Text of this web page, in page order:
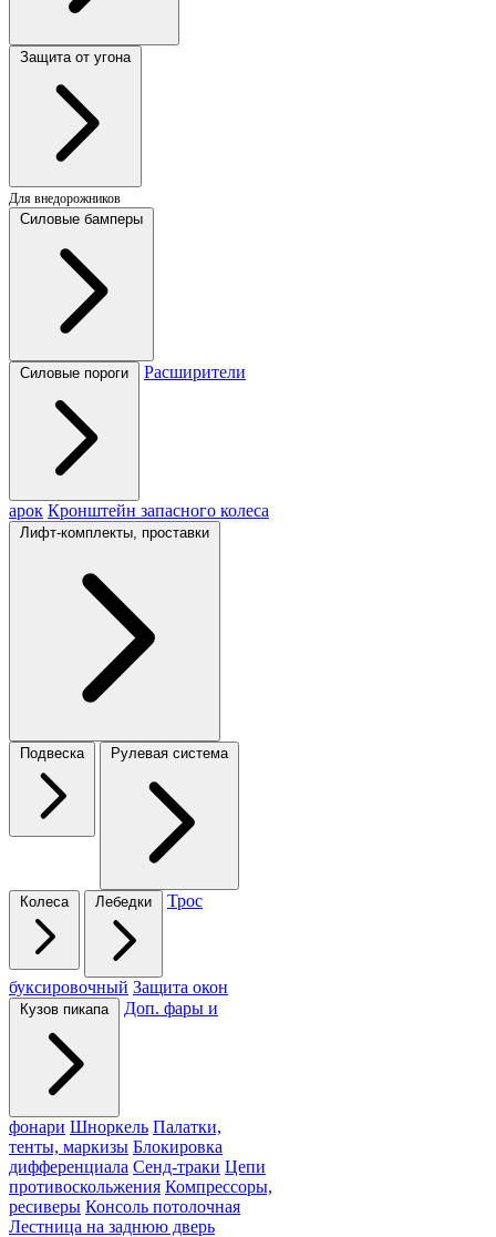
Защита от угона
Для внедорожников
Силовые бамперы
Силовые пороги Расширители
арок Кронштейн запасного колеса
Лифт-комплекты, проставки
Подвеска Рулевая система
Колеса Лебедки Трос
буксировочный Защита окон
Кузов пикапа Доп. фары и
фонари Шноркель Палатки,
тенты, маркизы Блокировка
дифференциала Сенд-траки Цепи
противоскольжения Компрессоры,
ресиверы Консоль потолочная
Лестница на заднюю дверь